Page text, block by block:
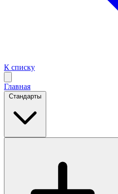
К списку
Главная
Стандарты